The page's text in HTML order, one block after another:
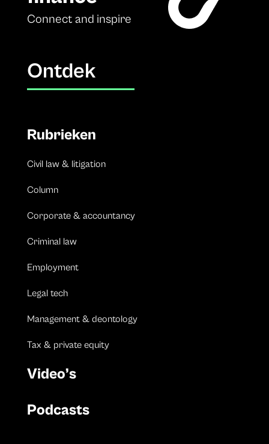
Connect and inspire
Ontdek
Rubrieken
Civil law & litigation
Column
Corporate & accountancy
Criminal law
Employment
Legal tech
Management & deontology
Tax & private equity
Video’s
Podcasts